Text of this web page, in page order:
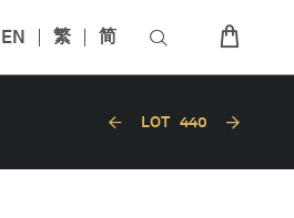
EN 繁 简
LOT 440